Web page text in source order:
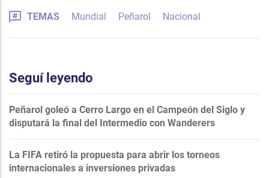
TEMAS Mundial Peñarol Nacional
Seguí leyendo
Peñarol goleó a Cerro Largo en el Campeón del Siglo y
disputará la final del Intermedio con Wanderers
La FIFA retiró la propuesta para abrir los torneos
internacionales a inversiones privadas